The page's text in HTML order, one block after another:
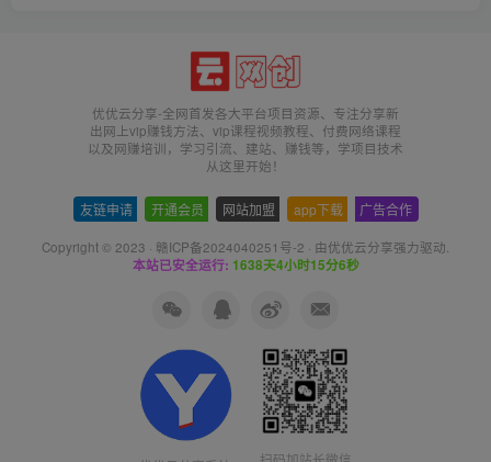
优优云分享-全网首发各大平台项目资源、专注分享新
出网上vip赚钱方法、vip课程视频教程、付费网络课程
以及网赚培训，学习引流、建站、赚钱等，学项目技术
从这里开始！
友链申请 开通会员 网站加盟 app下载 广告合作
Copyright © 2023 · 赣ICP备2024040251号-2 · 由优优云分享强力驱动.
本站已安全运行: 1638天4小时15分7秒